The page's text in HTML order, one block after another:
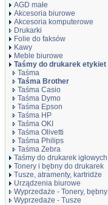
AGD małe
Akcesoria biurowe
Akcesoria komputerowe
Drukarki
Folie do faksów
Kawy
Meble biurowe
Taśmy do drukarek etykiet
Taśma
Taśma Brother
Taśma Casio
Taśma Dymo
Taśma Epson
Taśma HP
Taśma OKI
Taśma Olivetti
Taśma Philips
Taśma Zebra
Taśmy do drukarek igłowych
Tonery i bębny do drukarek
Tusze, atramenty, kartridże
Urządzenia biurowe
Wyprzedaże - Tonery, bębny
Wyprzedaże - Tusze